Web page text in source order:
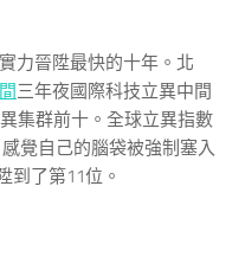
力晉陞最快的十年。北
三年夜國際科技立異中間
集群前十。全球立異指數
覺自己的腦袋被強制塞入
到了第11位。